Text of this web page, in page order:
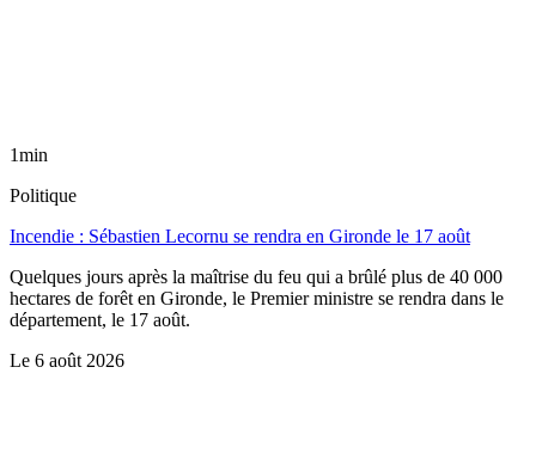
1min
Politique
Incendie : Sébastien Lecornu se rendra en Gironde le 17 août
Quelques jours après la maîtrise du feu qui a brûlé plus de 40 000
hectares de forêt en Gironde, le Premier ministre se rendra dans le
département, le 17 août.
Le 6 août 2026